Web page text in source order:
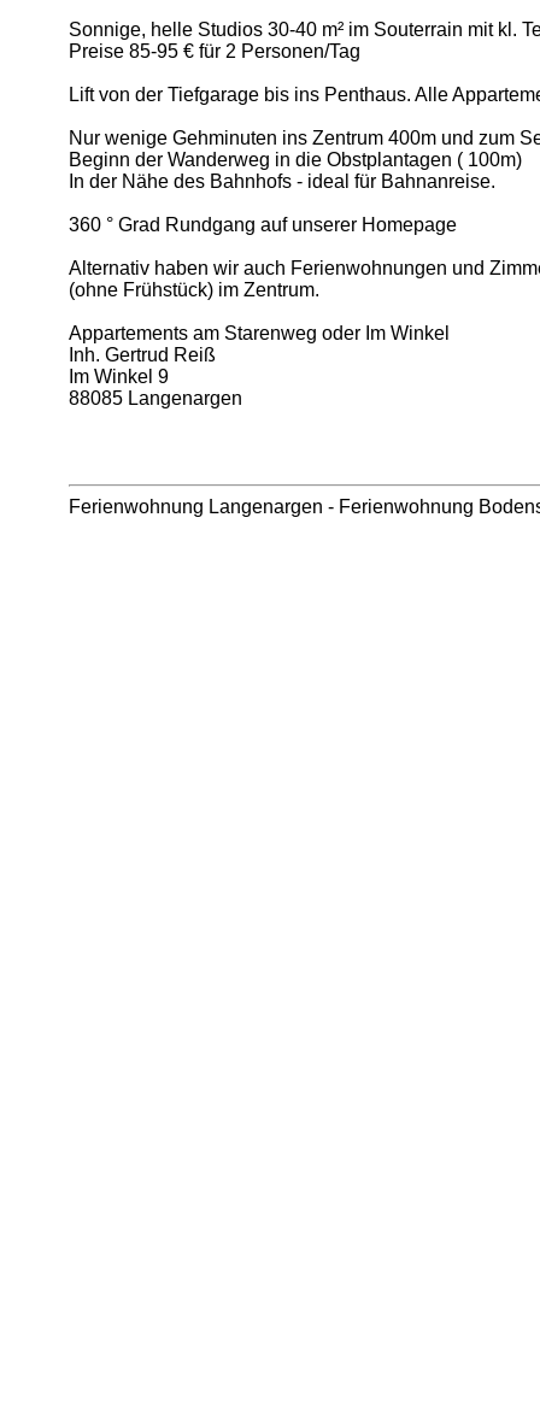
Sonnige, helle Studios 30-40 m² im Souterrain mit kl.
Preise 85-95 € für 2 Personen/Tag
Lift von der Tiefgarage bis ins Penthaus. Alle
Nur wenige Gehminuten ins Zentrum 400m und zum
Beginn der Wanderweg in die Obstplantagen ( 100m)
In der Nähe des Bahnhofs - ideal für Bahnanreise.
360 ° Grad Rundgang auf unserer Homepage
Alternativ haben wir auch Ferienwohnungen und
(ohne Frühstück) im Zentrum.
Appartements am Starenweg oder Im Winkel
Inh. Gertrud Reiß
Im Winkel 9
88085 Langenargen
Ferienwohnung Langenargen - Ferienwohnung